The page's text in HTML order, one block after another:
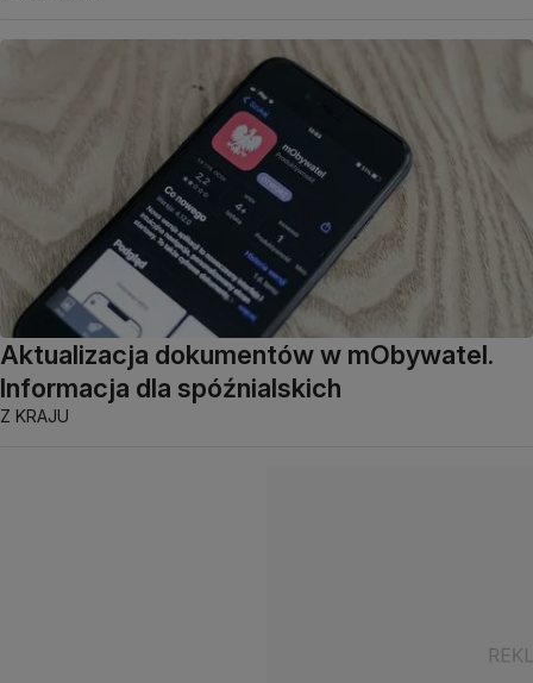
Aktualizacja dokumentów w mObywatel.
Informacja dla spóźnialskich
Z KRAJU